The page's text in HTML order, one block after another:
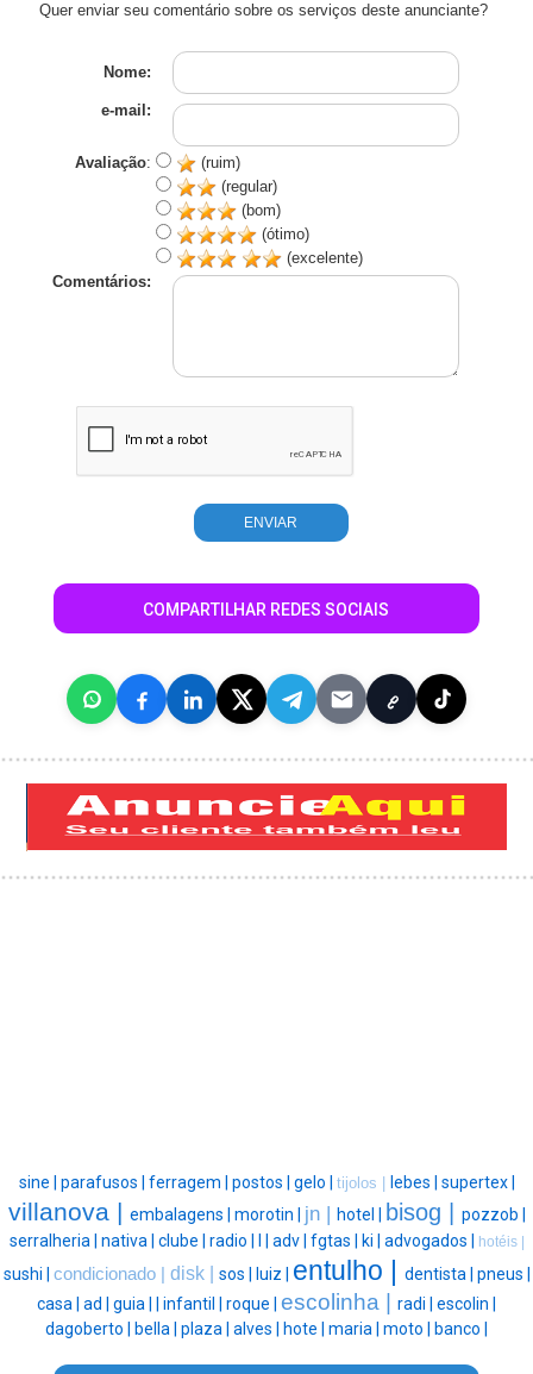
Quer enviar seu comentário sobre os serviços deste anunciante?
Nome:
e-mail:
Avaliação:
(ruim)
(regular)
(bom)
(ótimo)
(excelente)
Comentários:
COMPARTILHAR REDES SOCIAIS
sine | parafusos | ferragem | postos | gelo | tijolos | lebes | supertex |
villanova | embalagens | morotin | jn | hotel | bisog |
pozzob |
serralheria | nativa | clube | radio | adv | fgtas | ki | advogados | hotéis |
sushi | condicionado | disk | sos | luiz | entulho | dentista | pneus |
casa | ad | guia | infantil | roque | escolinha | radi | escolin |
dagoberto |
bella | plaza | alves | hote | maria | moto | banco |